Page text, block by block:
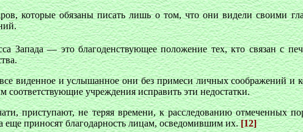
которые обязаны писать лишь о том, что они видели своими
Запада — это благоденствующее положение тех, кто связан с
виденное и услышанное они без примеси личных соображений и
учреждения исправить эти недостатки.
приступают, не теряя времени, к расследованию отмеченных
приносят благодарность лицам, осведомившим их. [12]